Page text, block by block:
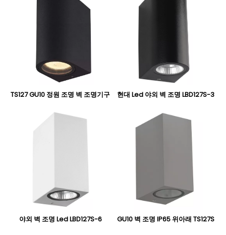
TS127 GU10 정원 조명 벽 조명기구 현대 Led 야외 벽 조명 LBD127S-3
야외 벽 조명 Led LBD127S-6 GU10 벽 조명 IP65 위아래 TS127S